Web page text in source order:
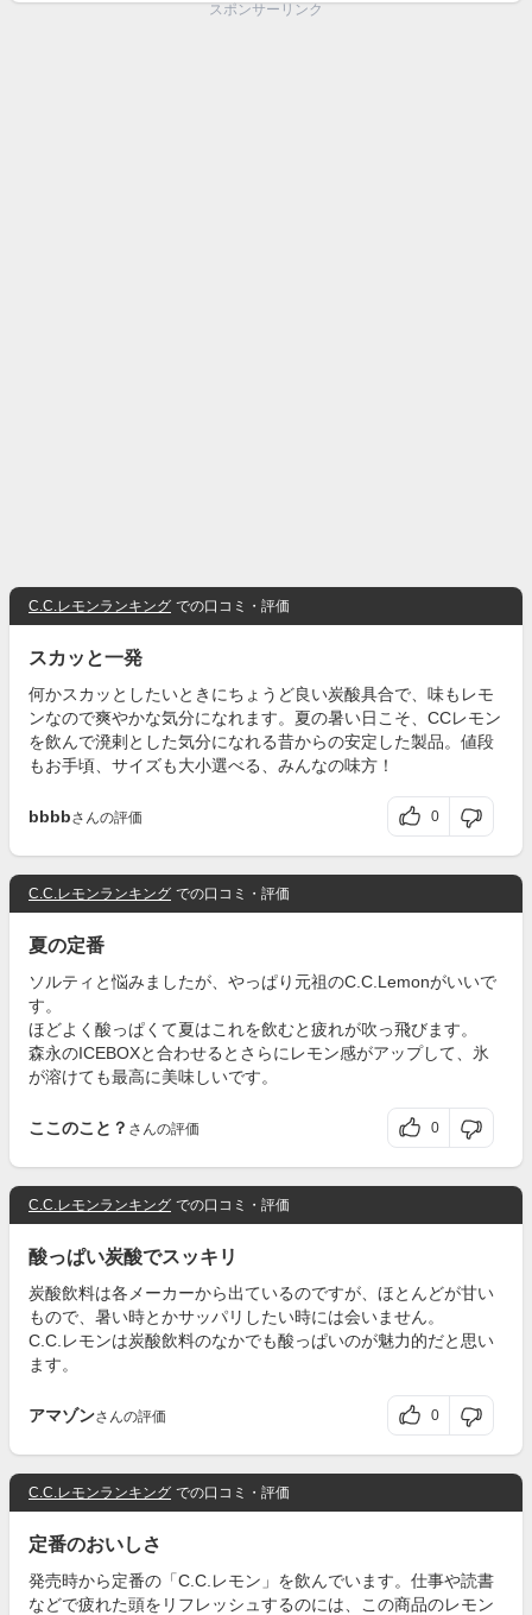
スポンサーリンク
C.C.レモンランキング での口コミ・評価
スカッと一発
何かスカッとしたいときにちょうど良い炭酸具合で、味もレモ
ンなので爽やかな気分になれます。夏の暑い日こそ、CCレモン
を飲んで溌剌とした気分になれる昔からの安定した製品。値段
もお手頃、サイズも大小選べる、みんなの味方！
bbbbさんの評価 0
C.C.レモンランキング での口コミ・評価
夏の定番
ソルティと悩みましたが、やっぱり元祖のC.C.Lemonがいいで
す。
ほどよく酸っぱくて夏はこれを飲むと疲れが吹っ飛びます。
森永のICEBOXと合わせるとさらにレモン感がアップして、氷
が溶けても最高に美味しいです。
ここのこと？ さんの評価 0
C.C.レモンランキング での口コミ・評価
酸っぱい炭酸でスッキリ
炭酸飲料は各メーカーから出ているのですが、ほとんどが甘い
もので、暑い時とかサッパリしたい時には会いません。
C.C.レモンは炭酸飲料のなかでも酸っぱいのが魅力的だと思い
ます。
アマゾンさんの評価 0
C.C.レモンランキング での口コミ・評価
定番のおいしさ
発売時から定番の「C.C.レモン」を飲んでいます。仕事や読書
などで疲れた頭をリフレッシュするのには、この商品のレモン